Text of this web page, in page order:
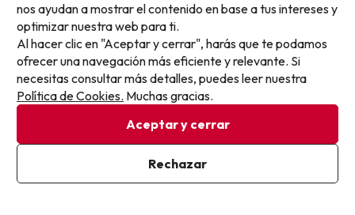
Sí, Hotel Hf Tuela Porto está adaptado para personas con
movilidad reducida.
¿Hay restaurante en Hotel Hf Tuela Porto?
Sí, Hotel Hf Tuela Porto tiene restaurante.
¿Hay bar en Hotel Hf Tuela Porto?
Sí, Hotel Hf Tuela Porto tiene bar.
Otros chollos en hoteles similares
nos ayudan a mostrar el contenido en base a tus intereses y
optimizar nuestra web para ti.
Al hacer clic en "Aceptar y cerrar", harás que te podamos
ofrecer una navegación más eficiente y relevante. Si
necesitas consultar más detalles, puedes leer nuestra
Política de Cookies. Muchas gracias.
Aceptar y cerrar
Rechazar